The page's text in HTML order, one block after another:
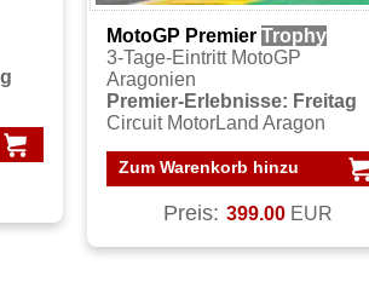
MotoGP Premier Trophy
3-Tage-Eintritt MotoGP
Aragonien
Premier-Erlebnisse: Freitag
Circuit MotorLand Aragon
Zum Warenkorb hinzu
Preis: 399.00 EUR